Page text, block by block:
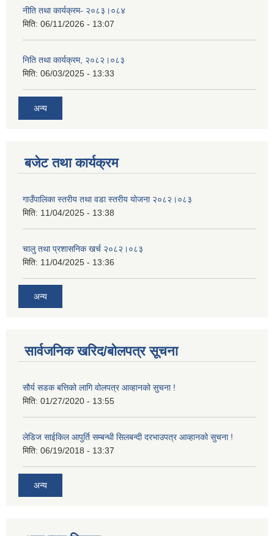
नीति तथा कार्यक्रम- २०८३।०८४
मिति: 06/11/2026 - 13:07
निति तथा कार्यक्रम, २०८२।०८३
मिति: 06/03/2025 - 13:33
अन्य
बजेट तथा कार्यक्रम
गाउँपालिका स्तरीय तथा वडा स्तरीय योजना २०८२।०८३
मिति: 11/04/2025 - 13:38
चालु तथा प्रशासनिक खर्च २०८२।०८३
मिति: 11/04/2025 - 13:36
अन्य
सार्वजनिक खरिद/बोलपत्र सूचना
सौर्य सडक बत्तिको लागि वोलपत्र आव्हानको सुचना !
मिति: 01/27/2020 - 13:55
लेडिज साईकिल आपुर्ति सम्बन्धी सिलबन्दी दरभाउपत्र आव्हानको सुचना !
मिति: 06/19/2018 - 13:37
अन्य